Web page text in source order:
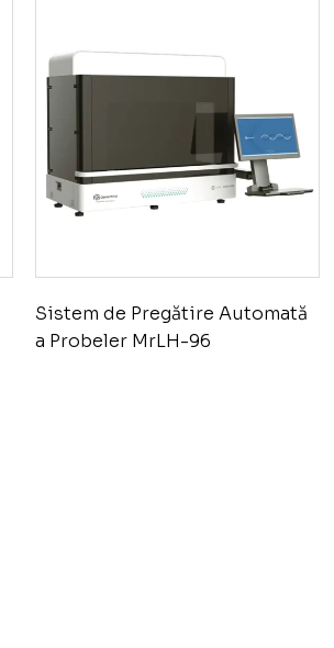
Sistem de Pregătire Automată
a Probeler MrLH-96